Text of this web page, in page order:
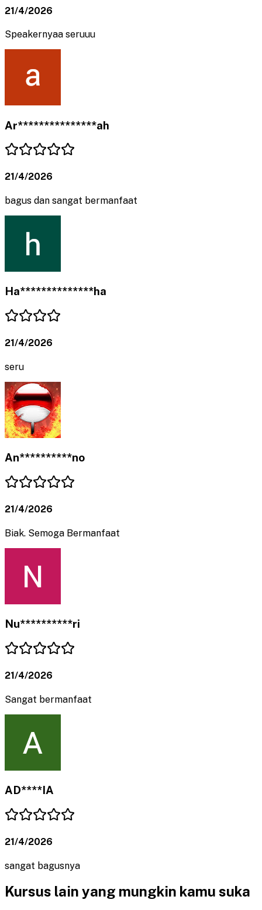
21/4/2026
Speakernyaa seruuu
Ar***************ah
21/4/2026
bagus dan sangat bermanfaat
Ha**************ha
21/4/2026
seru
An**********no
21/4/2026
Biak. Semoga Bermanfaat
Nu**********ri
21/4/2026
Sangat bermanfaat
AD****IA
21/4/2026
sangat bagusnya
Kursus lain yang mungkin kamu suka